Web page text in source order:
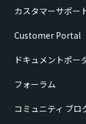
カスタマーサポー
Customer Portal
ドキュメントポー
フォーラム
コミュニティ ブロ